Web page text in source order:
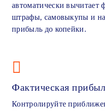
автоматически вычитает
штрафы, самовыкупы и
прибыль до копейки.
Фактическая
Контролируйте